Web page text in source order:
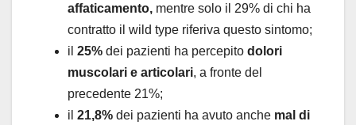
affaticamento, mentre solo il 29% di chi ha
contratto il wild type riferiva questo sintomo;
il 25% dei pazienti ha percepito dolori
muscolari e articolari, a fronte del
precedente 21%;
il 21,8% dei pazienti ha avuto anche mal di